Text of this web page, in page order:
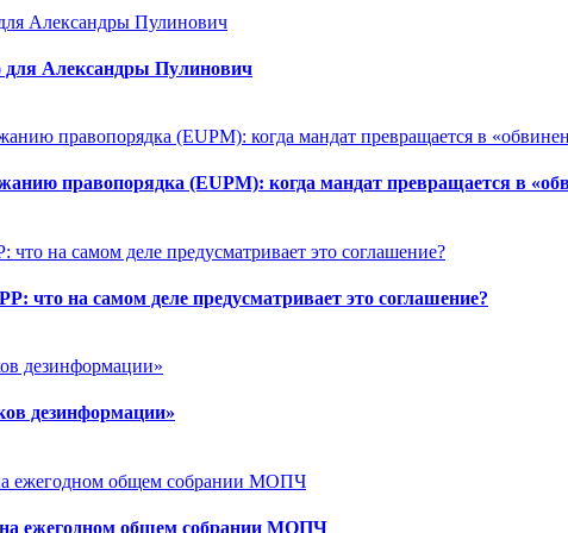
для Александры Пулинович
правопорядка (EUPM): когда мандат превращается в
что на самом деле предусматривает это соглашение?
дезинформации»
на ежегодном общем собрании МОПЧ